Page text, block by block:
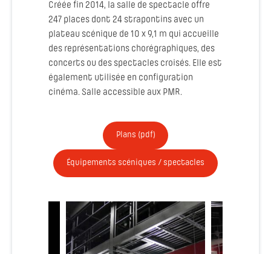
Créée fin 2014, la salle de spectacle offre
247 places dont 24 strapontins avec un
plateau scénique de 10 x 9,1 m qui accueille
des représentations chorégraphiques, des
concerts ou des spectacles croisés. Elle est
également utilisée en configuration
cinéma. Salle accessible aux PMR.
Plans (pdf)
Équipements scéniques / spectacles